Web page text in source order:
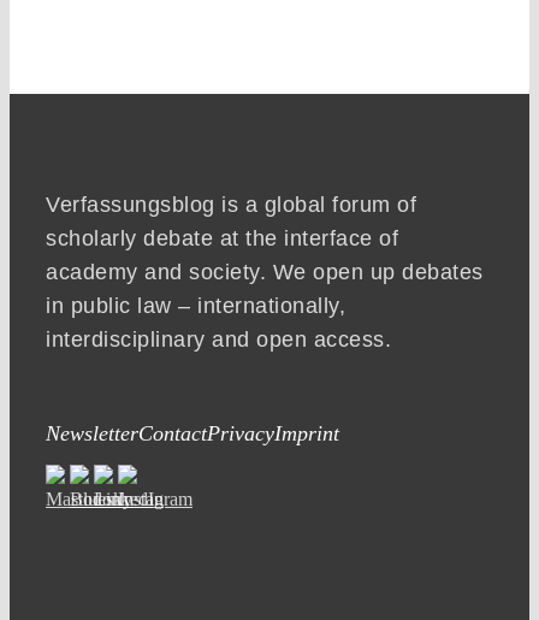
Verfassungsblog is a global forum of
scholarly debate at the interface of
academy and society. We open up debates
in public law – internationally,
interdisciplinary and open access.
NewsletterContactPrivacyImprint